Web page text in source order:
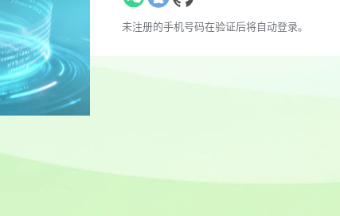
未注册的手机号码在验证后将自动登录。